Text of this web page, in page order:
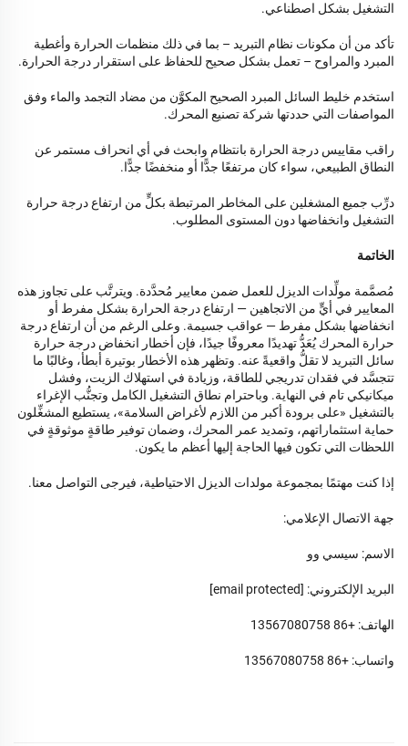
التشغيل بشكل اصطناعي.
تأكد من أن مكونات نظام التبريد – بما في ذلك منظمات الحرارة وأغطية
المبرد والمراوح – تعمل بشكل صحيح للحفاظ على استقرار درجة الحرارة.
استخدم خليط السائل المبرد الصحيح المكوَّن من مضاد التجمد والماء وفق
المواصفات التي حددتها شركة تصنيع المحرك.
راقب مقاييس درجة الحرارة بانتظام وابحث في أي انحراف مستمر عن
النطاق الطبيعي، سواء كان مرتفعًا جدًّا أو منخفضًا جدًّا.
درِّب جميع المشغلين على المخاطر المرتبطة بكلٍّ من ارتفاع درجة حرارة
التشغيل وانخفاضها دون المستوى المطلوب.
الخاتمة
مُصمَّمة مولِّدات الديزل للعمل ضمن معايير مُحدَّدة. ويترتَّب على تجاوز هذه
المعايير في أيٍّ من الاتجاهين — ارتفاع درجة الحرارة بشكل مفرط أو
انخفاضها بشكل مفرط — عواقب جسيمة. وعلى الرغم من أن ارتفاع درجة
حرارة المحرك يُعَدُّ تهديدًا معروفًا جيدًا، فإن أخطار انخفاض درجة حرارة
سائل التبريد لا تقلُّ واقعيةً عنه. وتظهر هذه الأخطار بوتيرة أبطأ، وغالبًا ما
تتجسَّد في فقدان تدريجي للطاقة، وزيادة في استهلاك الزيت، وفشل
ميكانيكي تام في النهاية. وباحترام نطاق التشغيل الكامل وتجنُّب الإغراء
بالتشغيل «على برودة أكبر من اللازم لأغراض السلامة»، يستطيع المشغِّلون
حماية استثماراتهم، وتمديد عمر المحرك، وضمان توفير طاقةٍ موثوقةٍ في
اللحظات التي تكون فيها الحاجة إليها أعظم ما يكون.
إذا كنت مهتمًا بمجموعة مولدات الديزل الاحتياطية، فيرجى التواصل معنا.
جهة الاتصال الإعلامي:
الاسم: سيسي وو
البريد الإلكتروني: [email protected]
الهاتف: +86 13567080758
واتساب: +86 13567080758